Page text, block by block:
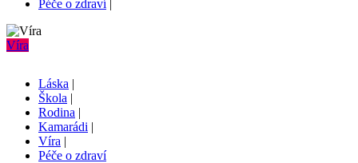
Péče o zdraví|
Víra
Láska |
Škola |
Rodina |
Kamarádi |
Víra |
Péče o zdraví